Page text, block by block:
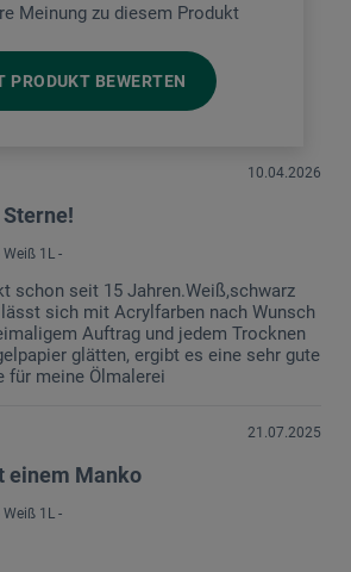
Meinung zu diesem Produkt
PRODUKT BEWERTEN
10.04.2026
1L -
schon seit 15 Jahren.Weiß,schwarz
sich mit Acrylfarben nach Wunsch
Auftrag und jedem Trocknen
glätten, ergibt es eine sehr gute
für meine Ölmalerei
21.07.2025
einem Manko
1L -